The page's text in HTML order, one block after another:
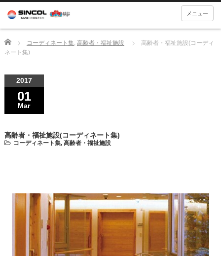
メニュー
Home コーディネート集, 高齢者・福祉施設
高齢者・福祉施設(コーディ
ネート集)
2017
01
Mar
高齢者・福祉施設(コーディネート集)
コーディネート集, 高齢者・福祉施設